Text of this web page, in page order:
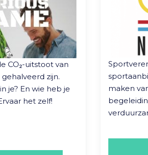
CO₂-uitstoot van
zijn.
je? En wie heb je
het zelf!
maken